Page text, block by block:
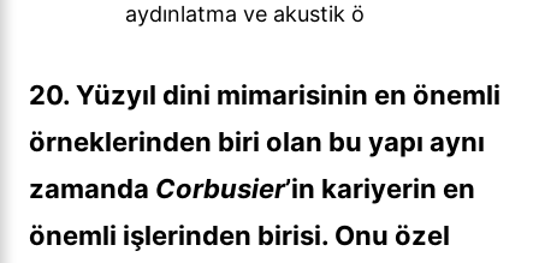
aydınlatma ve akustik ö
20. Yüzyıl dini mimarisinin en önemli
örneklerinden biri olan bu yapı aynı
zamanda Corbusier’in kariyerin en
önemli işlerinden birisi. Onu özel